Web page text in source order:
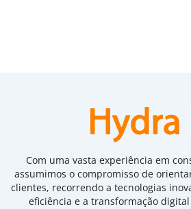
Com uma vasta experiência em
assumimos o compromisso de
clientes, recorrendo a tecnologias
eficiência e a transformação